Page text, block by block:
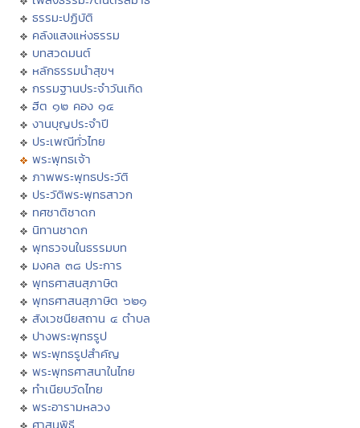
ธรรมะปฏิบัติ
คลังแสงแห่งธรรม
บทสวดมนต์
หลักธรรมนำสุขฯ
กรรมฐานประจำวันเกิด
ฮีต ๑๒ คอง ๑๔
งานบุญประจำปี
ประเพณีทั่วไทย
พระพุทธเจ้า
ภาพพระพุทธประวัติ
ประวัติพระพุทธสาวก
ทศชาติชาดก
นิทานชาดก
พุทธวจนในธรรมบท
มงคล ๓๘ ประการ
พุทธศาสนสุภาษิต
พุทธศาสนสุภาษิต ๖๒๑
สังเวชนียสถาน ๔ ตำบล
ปางพระพุทธรูป
พระพุทธรูปสำคัญ
พระพุทธศาสนาในไทย
ทำเนียบวัดไทย
พระอารามหลวง
ศาสนพิธี